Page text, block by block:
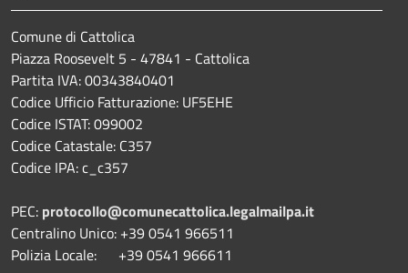
Comune di Cattolica
Piazza Roosevelt 5 - 47841 - Cattolica
Partita IVA: 00343840401
Codice Ufficio Fatturazione: UF5EHE
Codice ISTAT: 099002
Codice Catastale: C357
Codice IPA: c_c357
PEC: protocollo@comunecattolica.legalmailpa.it
Centralino Unico: +39 0541 966511
Polizia Locale: +39 0541 966611